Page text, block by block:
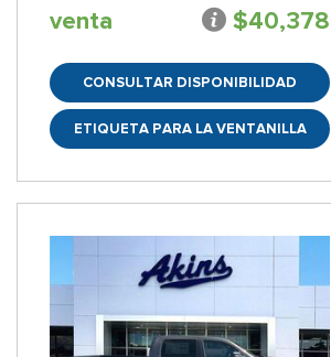
venta
$40,378
CONSULTAR DISPONIBILIDAD
ETIQUETA PARA LA VENTANILLA